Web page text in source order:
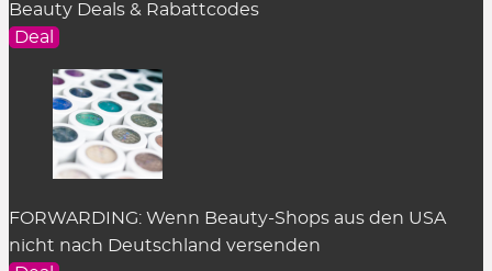
Beauty Deals & Rabattcodes
Deal
FORWARDING: Wenn Beauty-Shops aus den USA
nicht nach Deutschland versenden